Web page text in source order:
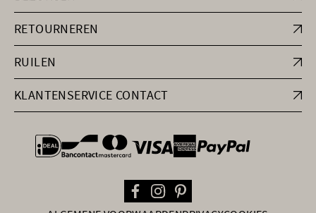
RETOURNEREN
RUILEN
KLANTENSERVICE CONTACT
general.paymentOptions